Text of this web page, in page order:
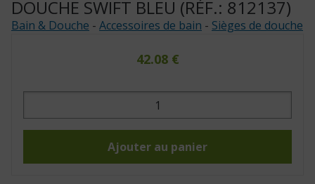
DOUCHE SWIFT BLEU (RÉF.: 812137)
Bain & Douche - Accessoires de bain - Sièges de douche
42.08 €
quantité
Porte-
Swift
Ajouter au panier